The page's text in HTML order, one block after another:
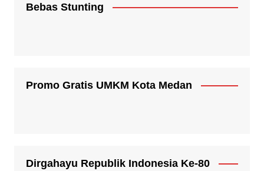
Bebas Stunting
Promo Gratis UMKM Kota Medan
Dirgahayu Republik Indonesia Ke-80